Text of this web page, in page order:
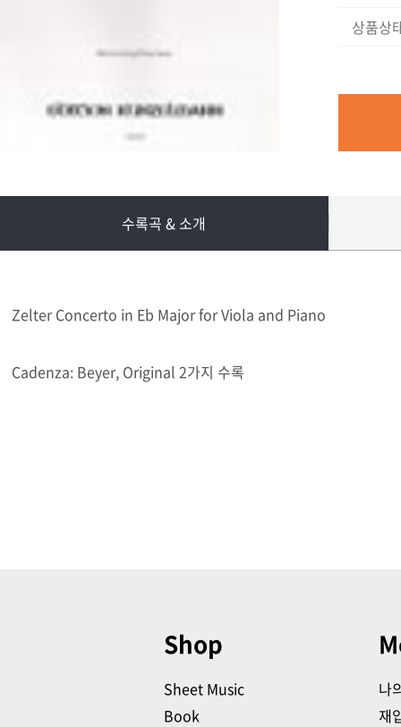
상품상
수록곡 & 소개
Zelter Concerto in Eb Major for Viola and Piano
Cadenza: Beyer, Original 2가지 수록
Shop
Sheet Music
Book
나
재